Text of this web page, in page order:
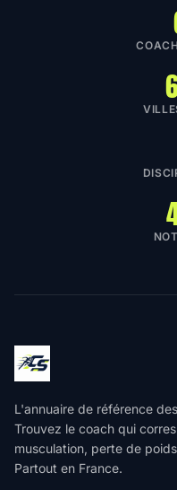
L'annuaire de référence des
Trouvez le coach qui
musculation, perte de
Partout en France.